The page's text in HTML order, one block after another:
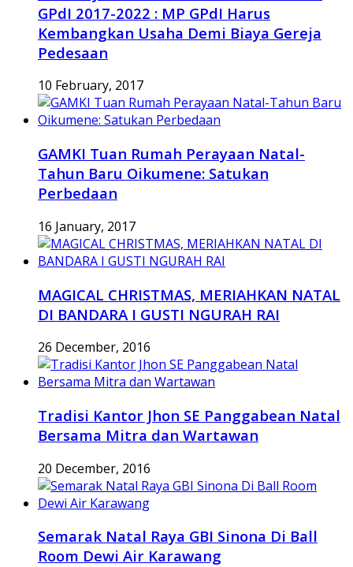
GPdI 2017-2022 : MP GPdI Harus
Kembangkan Usaha Demi Biaya Gereja
Pedesaan
10 February, 2017
GAMKI Tuan Rumah Perayaan Natal-
Tahun Baru Oikumene: Satukan
Perbedaan
16 January, 2017
MAGICAL CHRISTMAS, MERIAHKAN NATAL
DI BANDARA I GUSTI NGURAH RAI
26 December, 2016
Tradisi Kantor Jhon SE Panggabean Natal
Bersama Mitra dan Wartawan
20 December, 2016
Semarak Natal Raya GBI Sinona Di Ball
Room Dewi Air Karawang